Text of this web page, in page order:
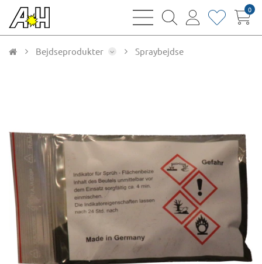
bars
magnifying
user
heart0
Bejdseprodukter Spraybejdse